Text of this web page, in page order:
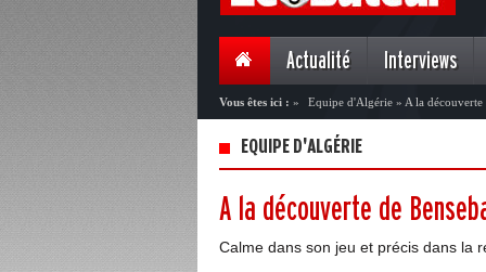
Actualité Interviews
Vous êtes ici : » Equipe d'Algérie » A la découverte
EQUIPE D'ALGÉRIE
A la découverte de
Calme dans son jeu et précis dans la